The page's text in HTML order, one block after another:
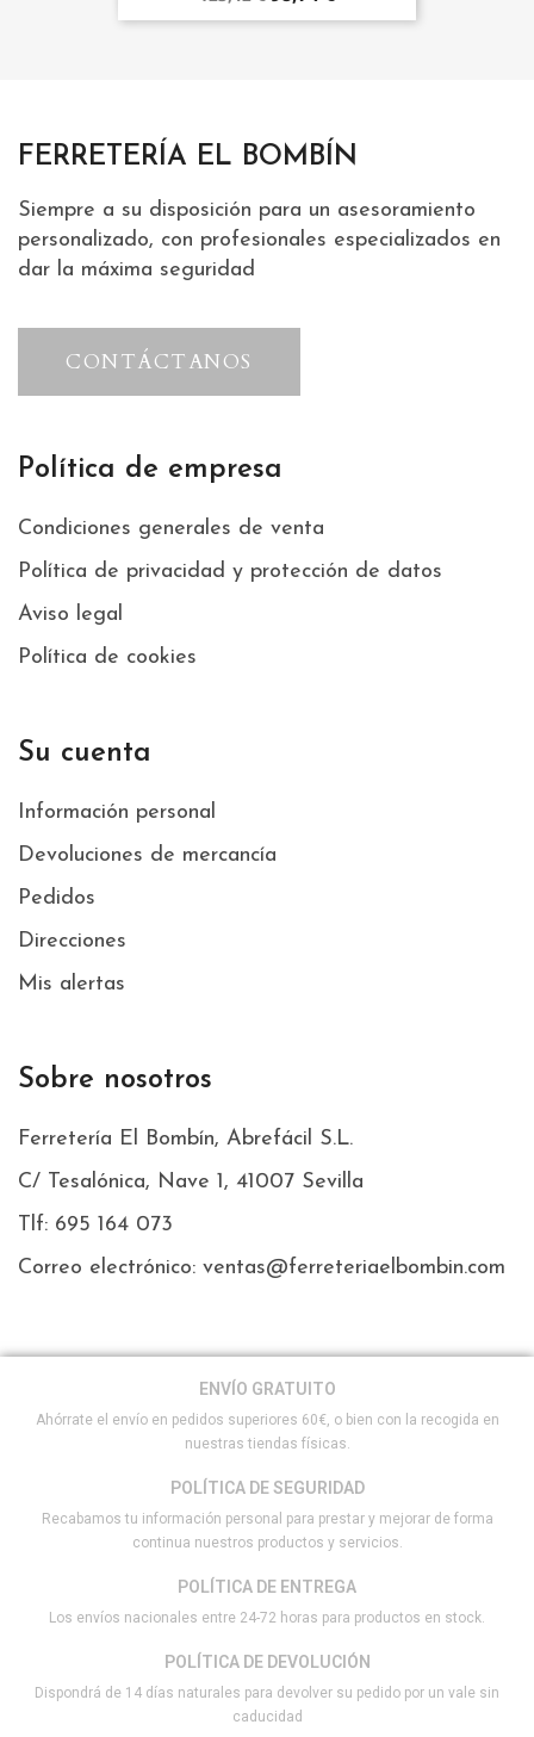
FERRETERÍA EL BOMBÍN
Siempre a su disposición para un asesoramiento
personalizado, con profesionales especializados en
dar la máxima seguridad
CONTÁCTANOS
Política de empresa
Condiciones generales de venta
Política de privacidad y protección de datos
Aviso legal
Política de cookies
Su cuenta
Información personal
Devoluciones de mercancía
Pedidos
Direcciones
Mis alertas
Sobre nosotros
Ferretería El Bombín, Abrefácil S.L.
C/ Tesalónica, Nave 1, 41007 Sevilla
Tlf: 695 164 073
Correo electrónico: ventas@ferreteriaelbombin.com
ENVÍO GRATUITO
Ahórrate el envío en pedidos superiores 60€, o bien con la recogida en
nuestras tiendas físicas.
POLÍTICA DE SEGURIDAD
Recabamos tu información personal para prestar y mejorar de forma
continua nuestros productos y servicios.
POLÍTICA DE ENTREGA
Los envíos nacionales entre 24-72 horas para productos en stock.
POLÍTICA DE DEVOLUCIÓN
Dispondrá de 14 días naturales para devolver su pedido por un vale sin
caducidad